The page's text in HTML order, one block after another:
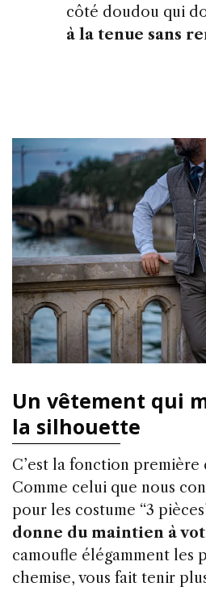
côté doudou qui
à la tenue sans
Un vêtement qui
la silhouette
C’est la fonction première
Comme celui que nous
pour les costume “3
donne du maintien à
camoufle élégamment les
chemise, vous fait tenir